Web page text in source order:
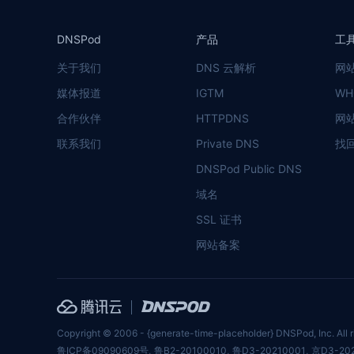
DNSPod
关于我们
媒体报道
合作伙伴
联系我们
产品
DNS 云解析
IGTM
HTTPDNS
Private DNS
DNSPod Public DNS
域名
SSL 证书
网站备案
工
网
网
找
Copyright © 2006 - {generate-time-placeholder} DNSPod, Inc. All
鲁ICP备09090609号, 鲁B2-20100010, 鲁D3-20210001 , 京D3-